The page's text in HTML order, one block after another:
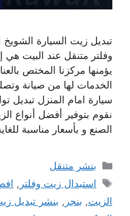
تبديل زيت السيارة
وفلتر متنقل عند البيت هي
يؤمنها مركزنا المختص
الخدمات لها من صيانة
سيارة امام المنزل تبديل
نقوم بتوفير أفضل أنواع
الصنع و بأسعار مناسبة
التصنيفات
بنشر متنقل
الوسوم
استبدال زيت وفلتر ,
الزيت, بنجر , بنشر تبديل